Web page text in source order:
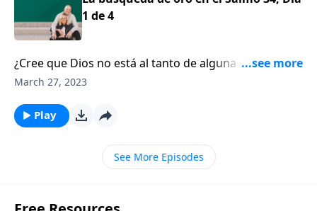
1 de 4
¿Cree que Dios no está al tanto de alguna de las
circunstancias que usted está experimentando en la
Si usted se encuentra atravesando por un período de
sufrimiento y se pregunta qué se trae Dios, no está
March 27, 2023
Play
See More Episodes